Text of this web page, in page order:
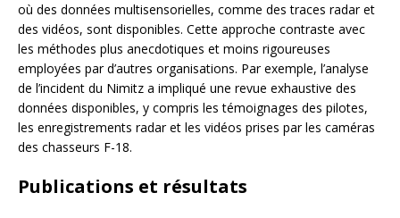
où des données multisensorielles, comme des traces radar et
des vidéos, sont disponibles. Cette approche contraste avec
les méthodes plus anecdotiques et moins rigoureuses
employées par d’autres organisations. Par exemple, l’analyse
de l’incident du Nimitz a impliqué une revue exhaustive des
données disponibles, y compris les témoignages des pilotes,
les enregistrements radar et les vidéos prises par les caméras
des chasseurs F-18.
Publications et résultats